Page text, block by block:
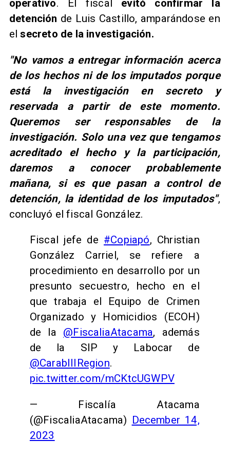
operativo. El fiscal evitó confirmar la
detención de Luis Castillo, amparándose en
elsecreto de la investigación.
​"No vamos a entregar información acerca
de los hechos ni de los imputados porque
está la investigación en secreto y
reservada a partir de este momento.
Queremos ser responsables de la
investigación. Solo una vez que tengamos
acreditado el hecho y la participación,
daremos a conocer probablemente
mañana, si es que pasan a control de
detención, la identidad de los imputados",
concluyó el fiscal González.
Fiscal jefe de #Copiapó, Christian
González Carriel, se refiere a
procedimiento en desarrollo por un
presunto secuestro, hecho en el
que trabaja el Equipo de Crimen
Organizado y Homicidios (ECOH)
de la @FiscaliaAtacama, además
de la SIP y Labocar de
@CarabIIIRegion.
pic.twitter.com/mCKtcUGWPV
— Fiscalía Atacama
(@FiscaliaAtacama) December 14,
2023